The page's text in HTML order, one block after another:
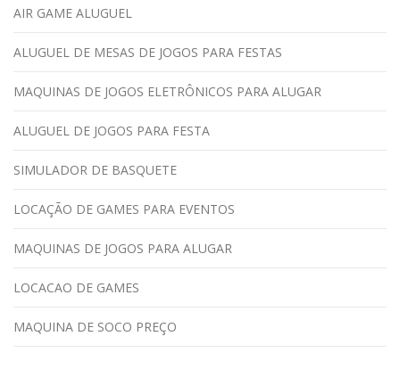
AIR GAME ALUGUEL
ALUGUEL DE MESAS DE JOGOS PARA FESTAS
MAQUINAS DE JOGOS ELETRÔNICOS PARA ALUGAR
ALUGUEL DE JOGOS PARA FESTA
SIMULADOR DE BASQUETE
LOCAÇÃO DE GAMES PARA EVENTOS
MAQUINAS DE JOGOS PARA ALUGAR
LOCACAO DE GAMES
MAQUINA DE SOCO PREÇO